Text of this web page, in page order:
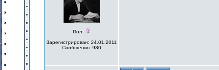
Пол:
Зарегистрирован: 24.01.2011
Сообщения: 930